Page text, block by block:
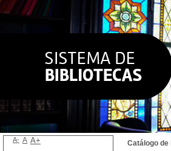
Catálogo
A- A A+